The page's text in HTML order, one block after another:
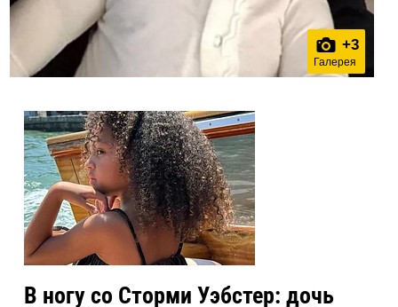
+3
Галерея
В ногу со Сторми Уэбстер: дочь